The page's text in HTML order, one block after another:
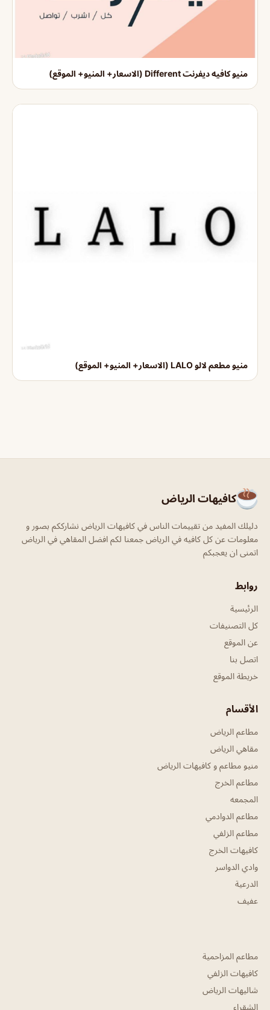
منيو كافيه ديفرنت Different (الاسعار+ المنيو+ الموقع)
منيو مطعم لالو LALO (الاسعار+ المنيو+ الموقع)
كافيهات الرياض
دليلك المفيد من تقييمات الناس في كافيهات الرياض نشارككم بصور و
معلومات عن كل كافيه في الرياض جمعنا لكم افضل المقاهي في الرياض
اتمنى ان يعجبكم
روابط
الرئيسية
كل التصنيفات
عن الموقع
اتصل بنا
خريطة الموقع
الأقسام
مطاعم الرياض
مقاهي الرياض
منيو مطاعم و كافيهات الرياض
مطاعم الخرج
المجمعه
مطاعم الدوادمي
مطاعم الزلفي
كافيهات الخرج
وادي الدواسر
الدرعية
عفيف
مطاعم المزاحمية
كافيهات الزلفي
شاليهات الرياض
الشقراء